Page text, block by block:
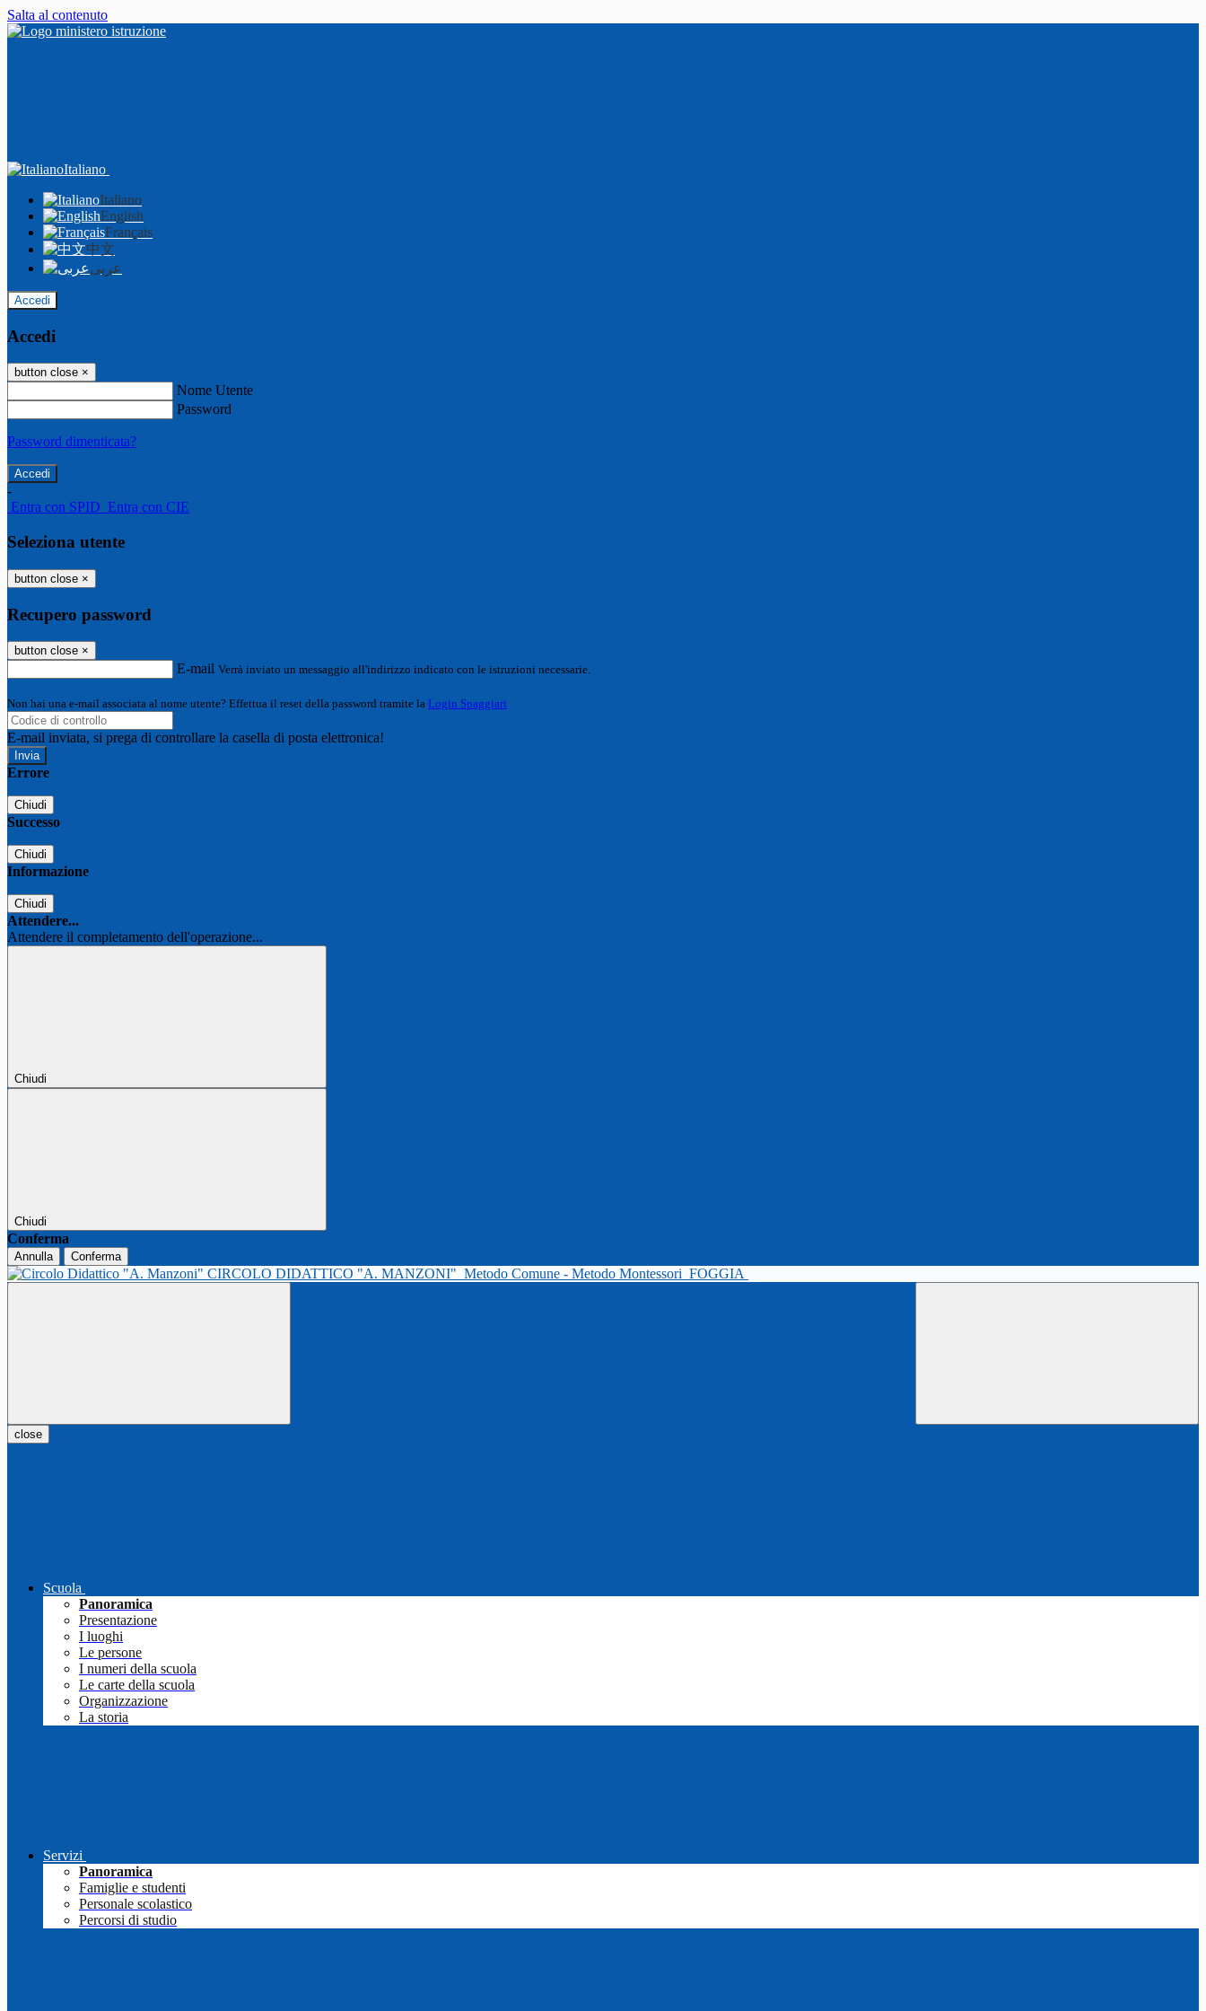
Salta al contenuto
Italiano
Italiano
English
Français
中文
عربى
Accedi
Accedi
button close ×
Nome Utente
Password
Password dimenticata?
-
Entra con SPID Entra con CIE
Seleziona utente
button close ×
Recupero password
button close ×
E-mail Verrà inviato un messaggio all'indirizzo indicato con le istruzioni necessarie.
Non hai una e-mail associata al nome utente? Effettua il reset della password tramite la Login Spaggiari
E-mail inviata, si prega di controllare la casella di posta elettronica!
Errore
Chiudi
Successo
Chiudi
Informazione
Chiudi
Attendere...
Attendere il completamento dell'operazione...
Chiudi
Chiudi
Conferma
Annulla Conferma
CIRCOLO DIDATTICO "A. MANZONI" Metodo Comune - Metodo Montessori FOGGIA
close
Scuola
Panoramica
Presentazione
I luoghi
Le persone
I numeri della scuola
Le carte della scuola
Organizzazione
La storia
Servizi
Panoramica
Famiglie e studenti
Personale scolastico
Percorsi di studio